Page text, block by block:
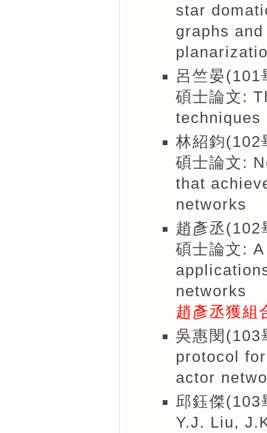
star
graphs
呂竺晏(101
碩士論文:
林紹鈞(102
碩士論文:
that
networks
趙彥丞(102
碩士論文:
networks
趙彥丞獲組
吳惠閔
protocol
actor
邱鈺傑(103
Y.J. Liu,